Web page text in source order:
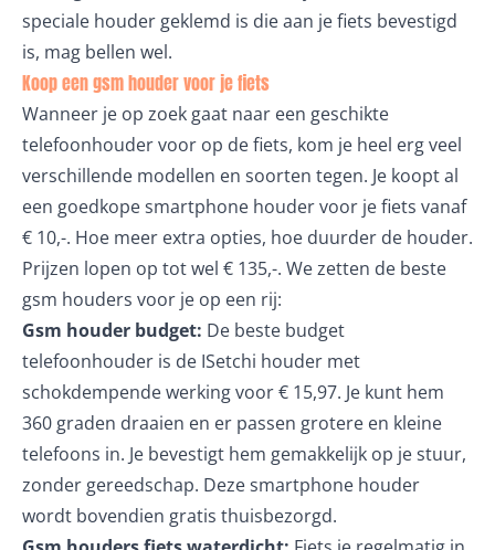
speciale houder geklemd is die aan je fiets bevestigd
is, mag bellen wel.
Koop een gsm houder voor je fiets
Wanneer je op zoek gaat naar een geschikte
telefoonhouder voor op de fiets, kom je heel erg veel
verschillende modellen en soorten tegen. Je koopt al
een goedkope smartphone houder voor je fiets vanaf
€ 10,-. Hoe meer extra opties, hoe duurder de houder.
Prijzen lopen op tot wel € 135,-. We zetten de beste
gsm houders voor je op een rij:
Gsm houder budget: De beste budget
telefoonhouder is de ISetchi houder met
schokdempende werking voor € 15,97. Je kunt hem
360 graden draaien en er passen grotere en kleine
telefoons in. Je bevestigt hem gemakkelijk op je stuur,
zonder gereedschap. Deze smartphone houder
wordt bovendien gratis thuisbezorgd.